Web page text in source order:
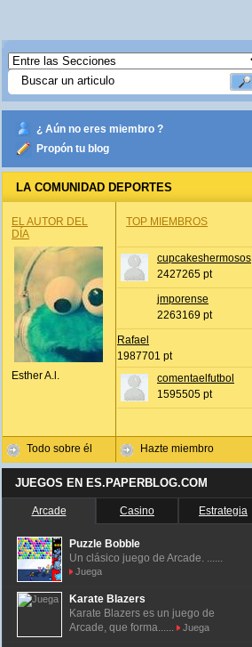
¿ Aún no eres miembro ?
Propón tu blog
LA COMUNIDAD DEPORTES
EL AUTOR DEL
DÍA
Esther A.l.
Todo sobre él
TOP MIEMBROS
cupcakeshermosos
2427265 pt
jmporense
2263169 pt
Rafael
1987701 pt
comentaelfutbol
1595505 pt
Hazte miembro
JUEGOS EN ES.PAPERBLOG.COM
Arcade Casino Estrategia
Puzzle Bobble
Un clásico juego de Arcade. ......
Juega
Karate Blazers
Karate Blazers es un juego de
Arcade, que forma......
Juega